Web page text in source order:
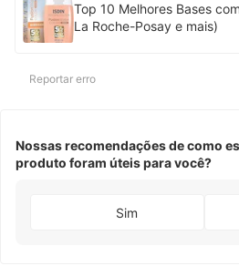
Top 10 Melhores Bases com
La Roche-Posay e mais)
Reportar erro
Nossas recomendações de como
produto foram úteis para você?
Sim